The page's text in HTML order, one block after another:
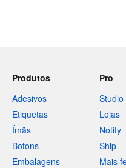
Produtos
Adesivos
Etiquetas
Ímãs
Botons
Embalagens
Pro
Studio
Lojas
Notify
Ship
Mais